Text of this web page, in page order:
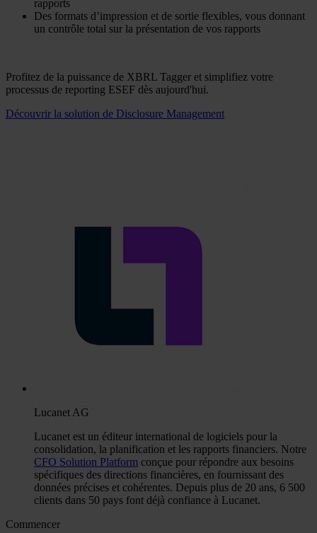
rapports
Des formats d’impression et de sortie flexibles, vous donnant
un contrôle total sur la présentation de vos rapports
Profitez de la puissance de XBRL Tagger et simplifiez votre
processus de reporting ESEF dès aujourd'hui.
Découvrir la solution de Disclosure Management
Lucanet AG
Lucanet est un éditeur international de logiciels pour la
consolidation, la planification et les rapports financiers. Notre
CFO Solution Platform conçue pour répondre aux besoins
spécifiques des directions financières, en fournissant des
données précises et cohérentes. Depuis plus de 20 ans, 6 500
clients dans 50 pays font déjà confiance à Lucanet.
Commencer